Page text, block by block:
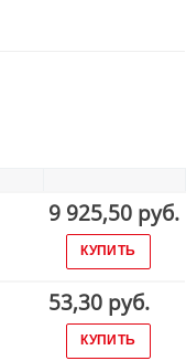
9 925,50 руб.
КУПИТЬ
53,30 руб.
КУПИТЬ